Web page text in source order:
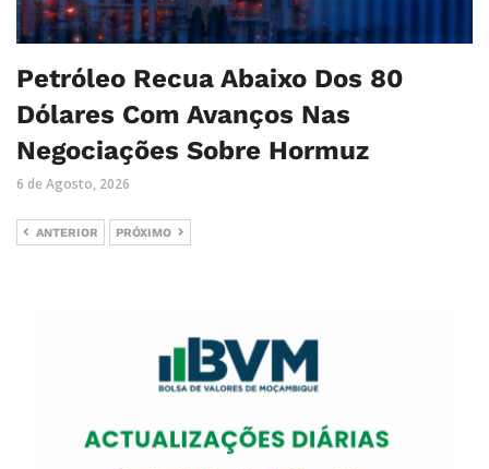
Petróleo Recua Abaixo Dos 80
Dólares Com Avanços Nas
Negociações Sobre Hormuz
6 de Agosto, 2026
ANTERIOR PRÓXIMO